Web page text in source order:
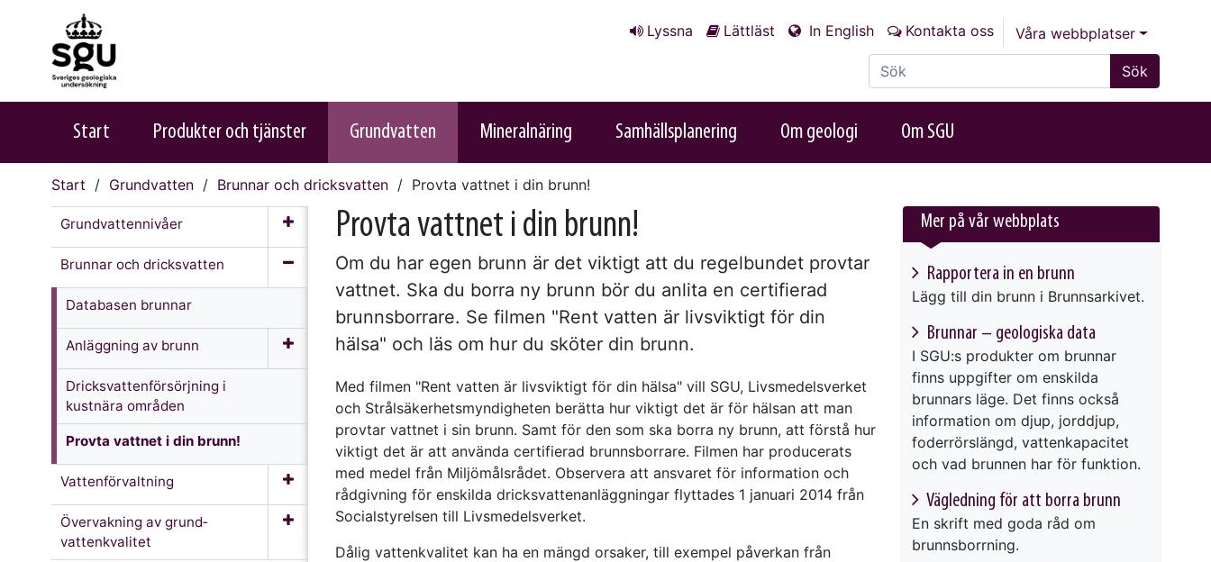
Lyssna Lättläst In English Kontakta oss
Våra webbplatser
Sök på sajten
Sök
Start Produkter och tjänster Grundvatten Mineralnäring Samhällsplanering Om geologi Om SGU
Start Grundvatten Brunnar och dricksvatten Provta vattnet i din brunn!
Grundvattennivåer
Brunnar och dricksvatten
Databasen brunnar
Anläggning av brunn
Dricksvattenförsörjning i
kustnära områden
Provta vattnet i din brunn!
Vattenförvaltning
Övervakning av grund­
vattenkvalitet
Provta vattnet i din brunn!
Om du har egen brunn är det viktigt att du regelbundet provtar
vattnet. Ska du borra ny brunn bör du anlita en certifierad
brunnsborrare. Se filmen "Rent vatten är livsviktigt för din
hälsa" och läs om hur du sköter din brunn.
Med filmen "Rent vatten är livsviktigt för din hälsa" vill SGU, Livsmedelsverket
och Strålsäkerhetsmyndigheten berätta hur viktigt det är för hälsan att man
provtar vattnet i sin brunn. Samt för den som ska borra ny brunn, att förstå hur
viktigt det är att använda certifierad brunnsborrare. Filmen har producerats
med medel från Miljömålsrådet. Observera att ansvaret för information och
rådgivning för enskilda dricksvattenanläggningar flyttades 1 januari 2014 från
Socialstyrelsen till Livsmedelsverket.
Dålig vattenkvalitet kan ha en mängd orsaker, till exempel påverkan från
Mer på vår webbplats
Rapportera in en brunn
Lägg till din brunn i Brunnsarkivet.
Brunnar – geologiska data
I SGU:s produkter om brunnar
finns uppgifter om enskilda
brunnars läge. Det finns också
information om djup, jorddjup,
foderrörslängd, vattenkapacitet
och vad brunnen har för funktion.
Vägledning för att borra brunn
En skrift med goda råd om
brunnsborrning.